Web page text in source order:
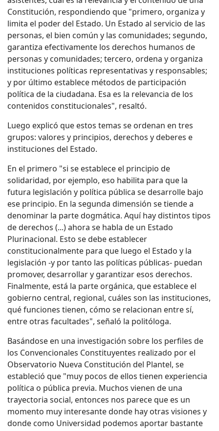
Constitución, respondiendo que "primero, organiza y
limita el poder del Estado. Un Estado al servicio de las
personas, el bien común y las comunidades; segundo,
garantiza efectivamente los derechos humanos de
personas y comunidades; tercero, ordena y organiza
instituciones políticas representativas y responsables;
y por último establece métodos de participación
política de la ciudadana. Esa es la relevancia de los
contenidos constitucionales", resaltó.
Luego explicó que estos temas se ordenan en tres
grupos: valores y principios, derechos y deberes e
instituciones del Estado.
En el primero "si se establece el principio de
solidaridad, por ejemplo, eso habilita para que la
futura legislación y política pública se desarrolle bajo
ese principio. En la segunda dimensión se tiende a
denominar la parte dogmática. Aquí hay distintos tipos
de derechos (...) ahora se habla de un Estado
Plurinacional. Esto se debe establecer
constitucionalmente para que luego el Estado y la
legislación -y por tanto las políticas públicas- puedan
promover, desarrollar y garantizar esos derechos.
Finalmente, está la parte orgánica, que establece el
gobierno central, regional, cuáles son las instituciones,
qué funciones tienen, cómo se relacionan entre sí,
entre otras facultades", señaló la politóloga.
Basándose en una investigación sobre los perfiles de
los Convencionales Constituyentes realizado por el
Observatorio Nueva Constitución del Plantel, se
estableció que "muy pocos de ellos tienen experiencia
política o pública previa. Muchos vienen de una
trayectoria social, entonces nos parece que es un
momento muy interesante donde hay otras visiones y
donde como Universidad podemos aportar bastante